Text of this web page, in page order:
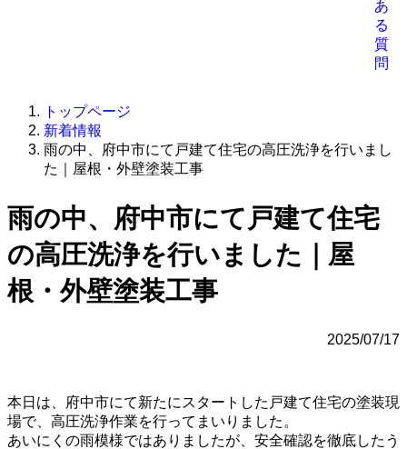
あ
る
質
問
トップページ
新着情報
雨の中、府中市にて戸建て住宅の高圧洗浄を行いまし
た｜屋根・外壁塗装工事
雨の中、府中市にて戸建て住宅
の高圧洗浄を行いました｜屋
根・外壁塗装工事
2025/07/17
本日は、府中市にて新たにスタートした戸建て住宅の塗装現
場で、高圧洗浄作業を行ってまいりました。
あいにくの雨模様ではありましたが、安全確認を徹底したう